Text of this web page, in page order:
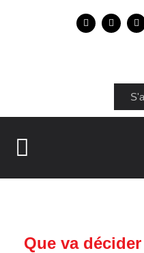
Que va